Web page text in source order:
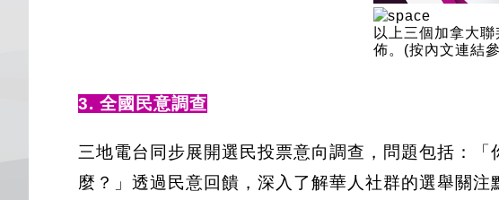
以上三個加拿大
佈。(按內文連結
3. 全國民意調查
三地電台同步展開選民投票意向調查，問題包括：
麼？」透過民意回饋，深入了解華人社群的選舉關注